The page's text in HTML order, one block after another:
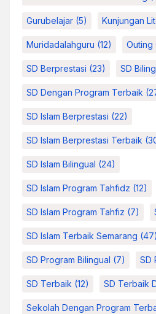
Gurubelajar (5) Kunjungan
Muridadalahguru (12) Outing
SD Berprestasi (23) SD
SD Dengan Program Terbaik
SD Islam Berprestasi (22)
SD Islam Berprestasi Terbaik
SD Islam Bilingual (24)
SD Islam Program Tahfidz (12)
SD Islam Program Tahfiz (7)
SD Islam Terbaik Semarang (47)
SD Program Bilingual (7) SD
SD Terbaik (12) SD Terbaik
Sekolah Dengan Program